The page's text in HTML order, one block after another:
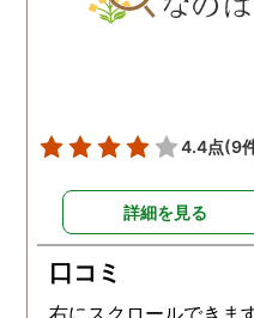
数回おさえることが
らしいです。 また、さ
まな事情も汲んでくだ
り、私の精神的なフ
だけでなく、その後の
士の紹介やアドバイ
ていただき、これから
闘う自信もつきました
4.4点(9
詳細を見る
口コミ
右にスクロールできま